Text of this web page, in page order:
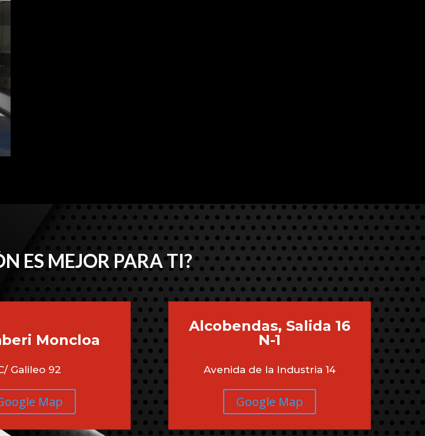
ES MEJOR PARA TI?
Moncloa
Galileo 92
Map
Alcobendas, Salida 16
N-1
Avenida de la Industria 14
Google Map